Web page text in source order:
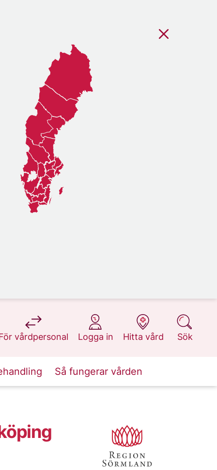
vårdpersonal
på 1177.se
Logga in
på 1177.se
Hitta vård
på 1177.se
Sök
på 1177.se
Så fungerar vården